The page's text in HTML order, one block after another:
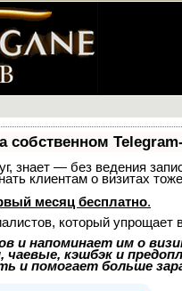
собственном
знает — без ведения
клиентам о визитах
месяц бесплатно.
который упрощает
и напоминает им о
чаевые, кэшбэк и
и помогает больше